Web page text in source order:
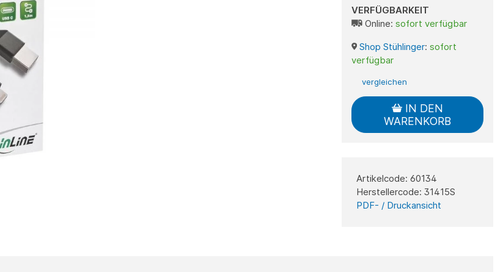
VERFÜGBARKEIT
Online:sofort verfügbar
Shop Stühlinger: sofort
verfügbar
vergleichen
IN DEN
WARENKORB
Artikelcode: 60134
Herstellercode: 31415S
PDF- / Druckansicht